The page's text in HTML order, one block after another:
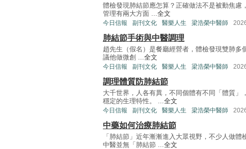
體檢發現肺結節應怎算？正確做法不是被動焦
管理有兩大方面 ...全文
今日信報 副刊文化 醫樂人生 梁浩榮中醫師
肺結節手術與中醫調理
趙先生（假名）是餐廳經營者，體檢發現雙肺
議他做微創 ...全文
今日信報 副刊文化 醫樂人生 梁浩榮中醫師
調理體質防肺結節
大千世界，人各有異，不同個體有不同「體質
穩定的生理特性。 ...全文
今日信報 副刊文化 醫樂人生 梁浩榮中醫師
中藥如何治療肺結節
「肺結節」近年漸漸進入大眾視野，不少人做
中醫並無「肺結節 ...全文